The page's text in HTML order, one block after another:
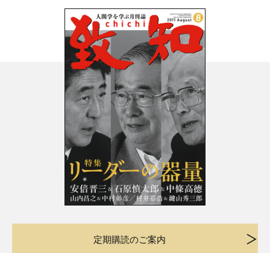
定期購読のご案内